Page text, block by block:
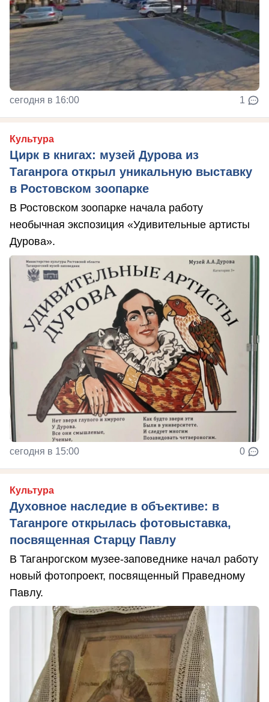
сегодня в 16:00 1
Культура
Цирк в книгах: музей Дурова из
Таганрога открыл уникальную выставку
в Ростовском зоопарке
В Ростовском зоопарке начала работу
необычная экспозиция «Удивительные артисты
Дурова».
сегодня в 15:00 0
Культура
Духовное наследие в объективе: в
Таганроге открылась фотовыставка,
посвященная Старцу Павлу
В Таганрогском музее-заповеднике начал работу
новый фотопроект, посвященный Праведному
Павлу.